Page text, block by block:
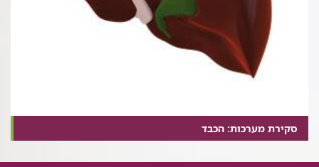
סקירת מערכות: הכבד